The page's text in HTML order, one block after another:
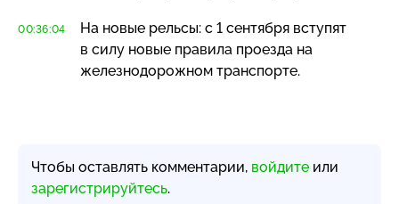
00:36:04
На новые рельсы: с 1 сентября вступят
в силу новые правила проезда на
железнодорожном транспорте.
Чтобы оставлять комментарии, войдите или
зарегистрируйтесь.